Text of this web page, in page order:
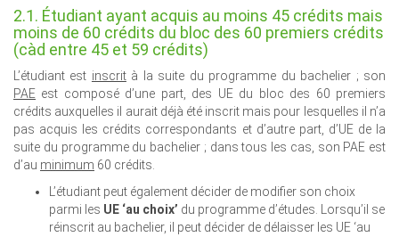
2.1. Étudiant ayant acquis au moins 45 crédits mais
moins de 60 crédits du bloc des 60 premiers crédits
(càd entre 45 et 59 crédits)
L’étudiant est inscrità la suite du programme du bachelier ; son
PAE est composé d’une part, des UE du bloc des 60 premiers
crédits auxquelles il aurait déjà été inscrit mais pour lesquelles il n’a
pas acquis les crédits correspondants et d’autre part, d’UE de la
suite du programme du bachelier ; dans tous les cas, son PAE est
d’au minimum 60 crédits.
L’étudiant peut également décider de modifier son choix
parmi les UE ‘au choix’ du programme d’études. Lorsqu’il se
réinscrit au bachelier, il peut décider de délaisser les UE ‘au